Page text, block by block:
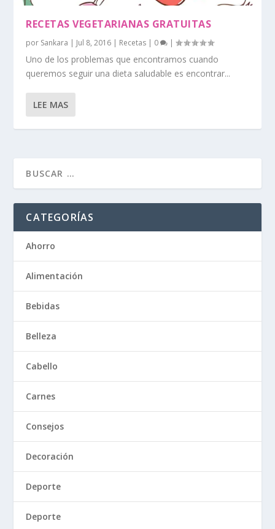
RECETAS VEGETARIANAS GRATUITAS
por Sankara | Jul 8, 2016 | Recetas | 0 |
Uno de los problemas que encontramos cuando
queremos seguir una dieta saludable es encontrar...
LEE MAS
CATEGORÍAS
Ahorro
Alimentación
Bebidas
Belleza
Cabello
Carnes
Consejos
Decoración
Deporte
Deporte